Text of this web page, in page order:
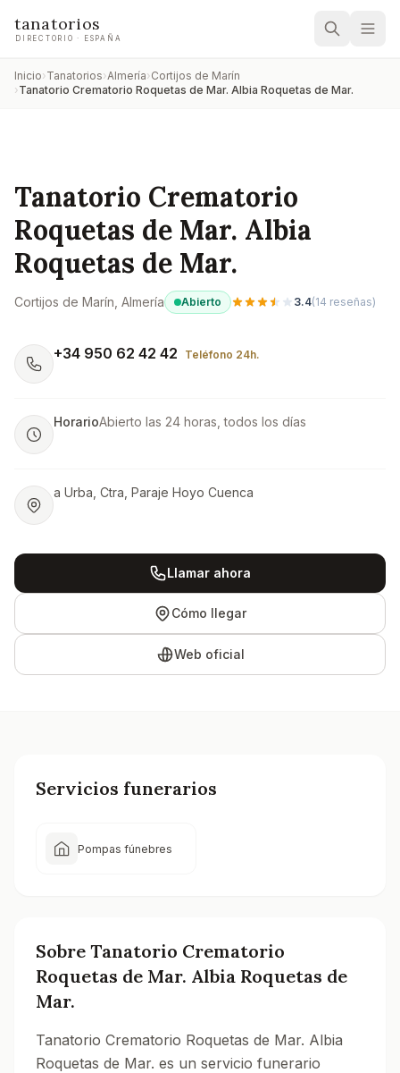
tanatorios
DIRECTORIO · ESPAÑA
Inicio›Tanatorios›Almería›Cortijos de Marín
›Tanatorio Crematorio Roquetas de Mar. Albia Roquetas de Mar.
Tanatorio Crematorio
Roquetas de Mar. Albia
Roquetas de Mar.
Cortijos de Marín , Almería Abierto 3.4(14 reseñas)
+34 950 62 42 42 Teléfono 24h.
HorarioAbierto las 24 horas, todos los días
a Urba, Ctra, Paraje Hoyo Cuenca
Llamar ahora
Cómo llegar
Web oficial
Servicios funerarios
Pompas fúnebres
Sobre Tanatorio Crematorio
Roquetas de Mar. Albia Roquetas de
Mar.
Tanatorio Crematorio Roquetas de Mar. Albia
Roquetas de Mar. es un servicio funerario